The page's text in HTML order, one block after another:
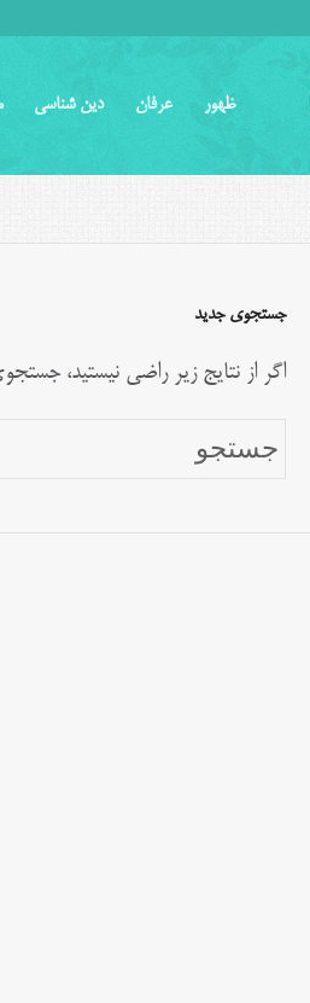
ظهور عرفان دین شناسی
جستجوی جدید
اگر از نتایج زیر راضی نیستید،